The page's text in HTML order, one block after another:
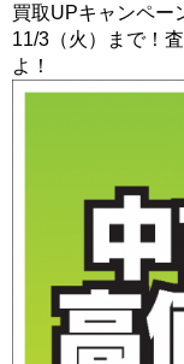
買取UPキャンペー
11/3（火）まで！
よ！